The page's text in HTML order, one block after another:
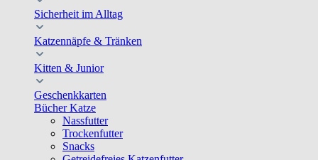
Sicherheit im Alltag
Katzennäpfe & Tränken
Kitten & Junior
Geschenkkarten
Bücher Katze
Nassfutter
Trockenfutter
Snacks